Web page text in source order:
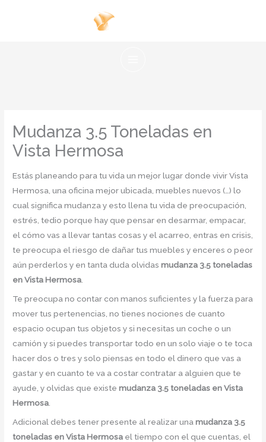
Mudanza 3.5 Toneladas en
Vista Hermosa
Estás planeando para tu vida un mejor lugar donde vivir Vista
Hermosa, una oficina mejor ubicada, muebles nuevos (…) lo
cual significa mudanza y esto llena tu vida de preocupación,
estrés, tedio porque hay que pensar en desarmar, empacar,
el cómo vas a llevar tantas cosas y el acarreo, entras en crisis,
te preocupa el riesgo de dañar tus muebles y enceres o peor
aún perderlos y en tanta duda olvidasmudanza 3.5 toneladas
en Vista Hermosa
Te preocupa no contar con manos suficientes y la fuerza para
mover tus pertenencias, no tienes nociones de cuanto
espacio ocupan tus objetos y si necesitas un coche o un
camión y si puedes transportar todo en un solo viaje o te toca
hacer dos o tres y solo piensas en todo el dinero que vas a
gastar y en cuanto te va a costar contratar a alguien que te
ayude, y olvidas que existemudanza 3.5 toneladas en Vista
Hermosa
Adicional debes tener presente al realizar unamudanza 3.5
toneladas en Vista Hermosa el tiempo con el que cuentas, el